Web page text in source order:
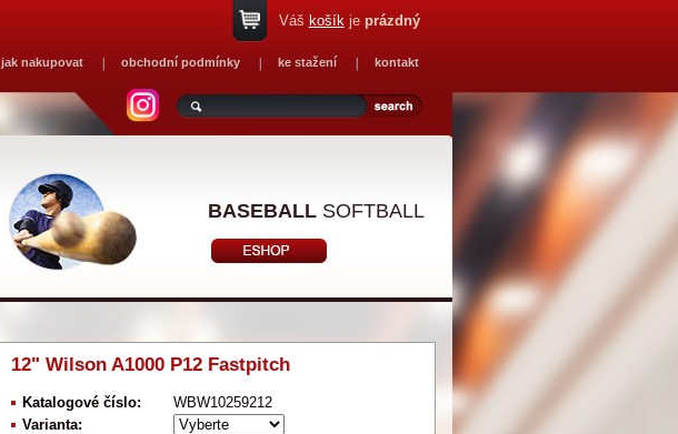
jak nakupovat obchodní podmínky ke stažení kontakt
Váš košíkje prázdný
BASEBALLSOFTBALL
12" Wilson A1000 P12 Fastpitch
Katalogové číslo:
WBW10259212
Varianta: